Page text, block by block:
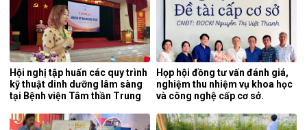
Hội nghị tập huấn các quy trình
kỹ thuật dinh dưỡng lâm sàng
tại Bệnh viện Tâm thần Trung
Họp hội đồng tư vấn đánh giá,
nghiệm thu nhiệm vụ khoa học
và công nghệ cấp cơ sở.